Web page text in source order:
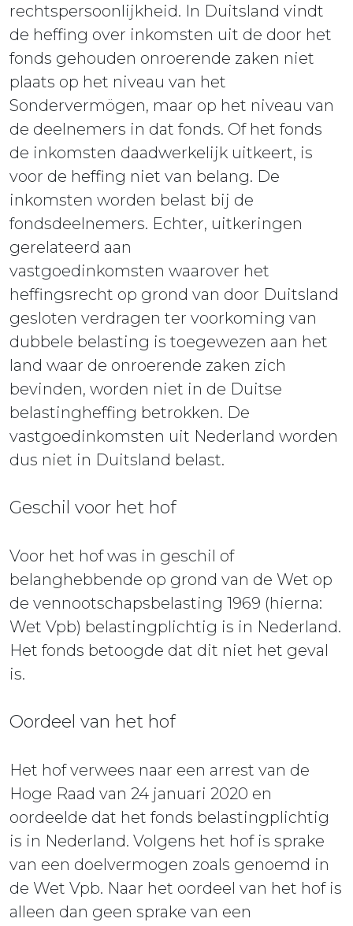
rechtspersoonlijkheid. In Duitsland vindt
de heffing over inkomsten uit de door het
fonds gehouden onroerende zaken niet
plaats op het niveau van het
Sondervermögen, maar op het niveau van
de deelnemers in dat fonds. Of het fonds
de inkomsten daadwerkelijk uitkeert, is
voor de heffing niet van belang. De
inkomsten worden belast bij de
fondsdeelnemers. Echter, uitkeringen
gerelateerd aan
vastgoedinkomsten waarover het
heffingsrecht op grond van door Duitsland
gesloten verdragen ter voorkoming van
dubbele belasting is toegewezen aan het
land waar de onroerende zaken zich
bevinden, worden niet in de Duitse
belastingheffing betrokken. De
vastgoedinkomsten uit Nederland worden
dus niet in Duitsland belast.
Geschil voor het hof
Voor het hof was in geschil of
belanghebbende op grond van de Wet op
de vennootschapsbelasting 1969 (hierna:
Wet Vpb) belastingplichtig is in Nederland.
Het fonds betoogde dat dit niet het geval
is.
Oordeel van het hof
Het hof verwees naar een arrest van de
Hoge Raad van 24 januari 2020 en
oordeelde dat het fonds belastingplichtig
is in Nederland. Volgens het hof is sprake
van een doelvermogen zoals genoemd in
de Wet Vpb. Naar het oordeel van het hof is
alleen dan geen sprake van een